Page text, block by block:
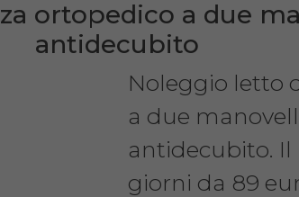
ortopedico a due
antidecubito
Noleggio letto
a due
antidecubito.
giorni da 89